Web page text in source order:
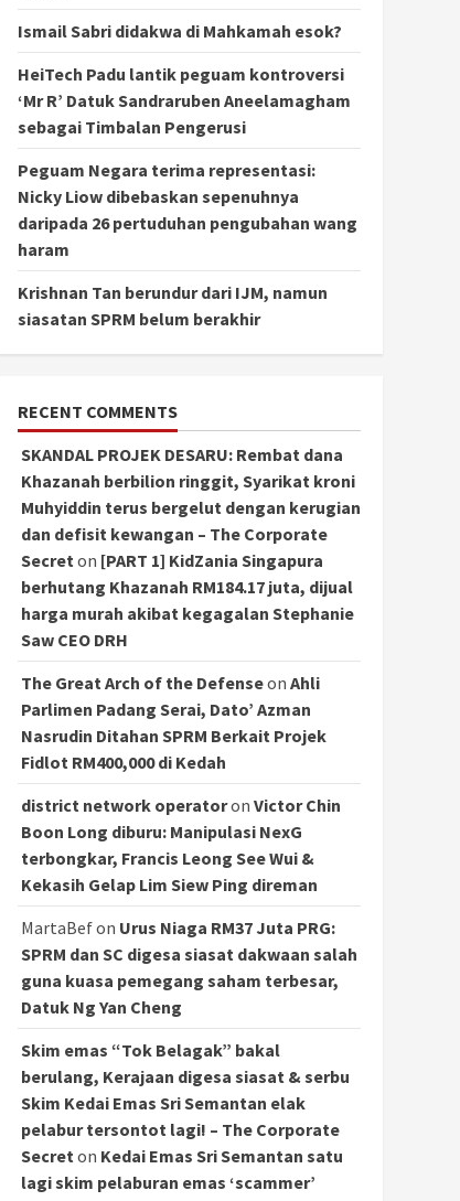
Ismail Sabri didakwa di Mahkamah esok?
HeiTech Padu lantik peguam kontroversi
‘Mr R’ Datuk Sandraruben Aneelamagham
sebagai Timbalan Pengerusi
Peguam Negara terima representasi:
Nicky Liow dibebaskan sepenuhnya
daripada 26 pertuduhan pengubahan wang
haram
Krishnan Tan berundur dari IJM, namun
siasatan SPRM belum berakhir
RECENT COMMENTS
SKANDAL PROJEK DESARU: Rembat dana
Khazanah berbilion ringgit, Syarikat kroni
Muhyiddin terus bergelut dengan kerugian
dan defisit kewangan – The Corporate
Secret on [PART 1] KidZania Singapura
berhutang Khazanah RM184.17 juta, dijual
harga murah akibat kegagalan Stephanie
Saw CEO DRH
The Great Arch of the Defenseon Ahli
Parlimen Padang Serai, Dato’ Azman
Nasrudin Ditahan SPRM Berkait Projek
Fidlot RM400,000 di Kedah
district network operatoron Victor Chin
Boon Long diburu: Manipulasi NexG
terbongkar, Francis Leong See Wui &
Kekasih Gelap Lim Siew Ping direman
MartaBefon Urus Niaga RM37 Juta PRG:
SPRM dan SC digesa siasat dakwaan salah
guna kuasa pemegang saham terbesar,
Datuk Ng Yan Cheng
Skim emas “Tok Belagak” bakal
berulang, Kerajaan digesa siasat & serbu
Skim Kedai Emas Sri Semantan elak
pelabur tersontot lagi! – The Corporate
Secret on Kedai Emas Sri Semantan satu
lagi skim pelaburan emas ‘scammer’